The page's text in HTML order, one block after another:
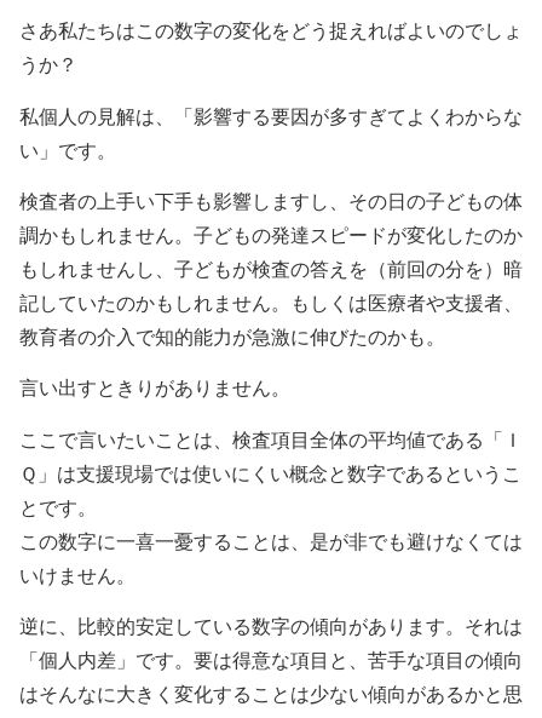
さあ私たちはこの数字の変化をどう捉えればよいのでしょ
うか？
私個人の見解は、「影響する要因が多すぎてよくわからな
い」です。
検査者の上手い下手も影響しますし、その日の子どもの体
調かもしれません。子どもの発達スピードが変化したのか
もしれませんし、子どもが検査の答えを（前回の分を）暗
記していたのかもしれません。もしくは医療者や支援者、
教育者の介入で知的能力が急激に伸びたのかも。
言い出すときりがありません。
ここで言いたいことは、検査項目全体の平均値である「Ｉ
Ｑ」は支援現場では使いにくい概念と数字であるというこ
とです。
この数字に一喜一憂することは、是が非でも避けなくては
いけません。
逆に、比較的安定している数字の傾向があります。それは
「個人内差」です。要は得意な項目と、苦手な項目の傾向
はそんなに大きく変化することは少ない傾向があるかと思